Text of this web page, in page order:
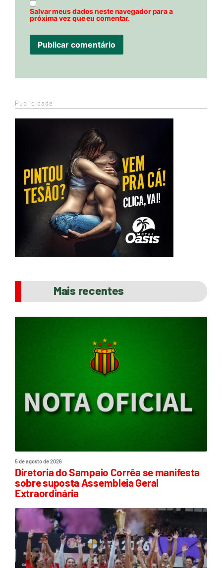
Salvar meus dados neste navegador para a
próxima vez que eu comentar.
Publicidade
Mais recentes
5 de agosto de 2026
Diretoria do Sampaio Corrêa se manifesta
sobre suposta Assembleia Geral
Extraordinária